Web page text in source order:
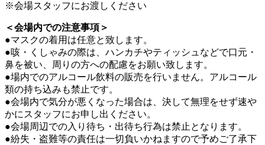
※会場スタッフにお渡しください
＜会場内での注意事項＞
●マスクの着用は任意と致します。
●咳・くしゃみの際は、ハンカチやティッシュなどで口元・
鼻を被い、周りの方への配慮をお願い致します。
●場内でのアルコール飲料の販売を行いません。アルコール
類の持ち込みも禁止です。
●会場内で気分が悪くなった場合は、決して無理をせず速や
かにスタッフにお申し出ください。
●会場周辺での入り待ち・出待ち行為は禁止となります。
●紛失・盗難等の責任は一切負いかねますので予めご了承下